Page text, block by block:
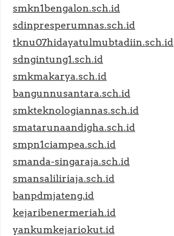
smkn1bengalon.sch.id
sdinpresperumnas.sch.id
tknu07hidayatulmubtadiin.sch.id
sdngintung1.sch.id
smkmakarya.sch.id
bangunnusantara.sch.id
smkteknologiannas.sch.id
smatarunaandigha.sch.id
smpn1ciampea.sch.id
smanda-singaraja.sch.id
smansaliliriaja.sch.id
banpdmjateng.id
kejaribenermeriah.id
yankumkejariokut.id